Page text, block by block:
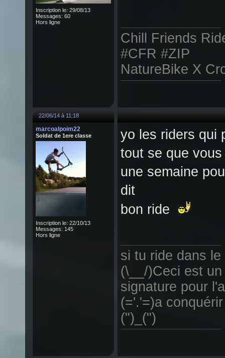
Inscription le: 29/08/13
Messages: 60
Hors ligne
Chill Friends
#CFR #ZIP
NatureBike X
22/06/14 à 11:18
marcoalpoim22
Soldat de 1ere classe
Inscription le: 22/10/13
Messages: 145
Hors ligne
yo les riders qui
tout se que
une semaine
dit
bon ride
si tu ride dans
(\__/)Ceci est
signature pour
(='.'=)a
(")_(")